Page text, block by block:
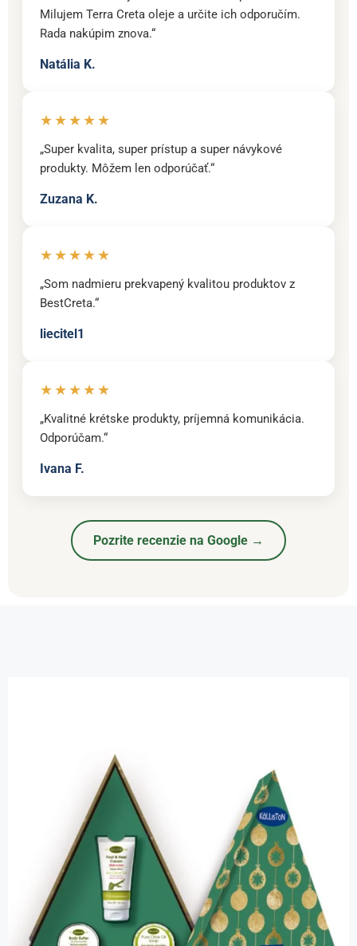
Milujem Terra Creta oleje a určite ich odporučím.
Rada nakúpim znova.“
Natália K.
★★★★★
„Super kvalita, super prístup a super návykové
produkty. Môžem len odporúčať.“
Zuzana K.
★★★★★
„Som nadmieru prekvapený kvalitou produktov z
BestCreta.“
liecitel1
★★★★★
„Kvalitné krétske produkty, príjemná komunikácia.
Odporúčam.“
Ivana F.
Pozrite recenzie na Google →